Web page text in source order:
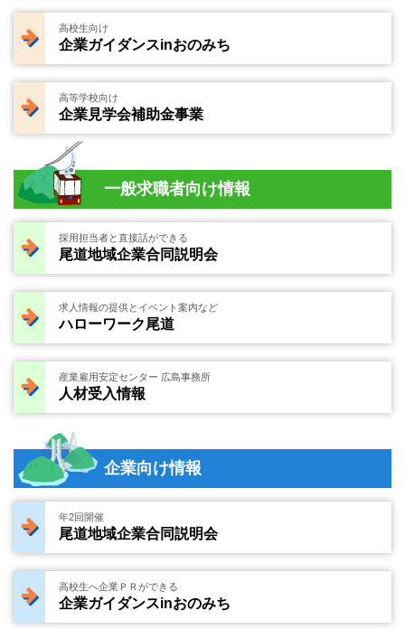
高校生向け
企業ガイダンスinおのみち
高等学校向け
企業見学会補助金事業
一般求職者向け情報
採用担当者と直接話ができる
尾道地域企業合同説明会
求人情報の提供とイベント案内など
ハローワーク尾道
産業雇用安定センター 広島事務所
人材受入情報
企業向け情報
年2回開催
尾道地域企業合同説明会
高校生へ企業ＰＲができる
企業ガイダンスinおのみち